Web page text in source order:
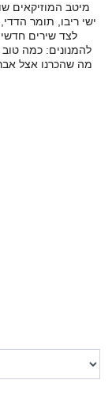
מיטב המוזיקאים
ישי ריבו, תומר
לצד שירים
להמנונים: כמה
מה שהכרנו אצל